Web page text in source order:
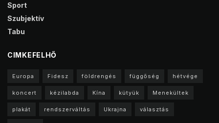
Sport
Szubjektív
Tabu
CIMKEFELHŐ
Europa Fidesz földrengés függőség hétvége
koncert kézilabda Kína kütyük Menekültek
plakát rendszerváltás Ukrajna választás